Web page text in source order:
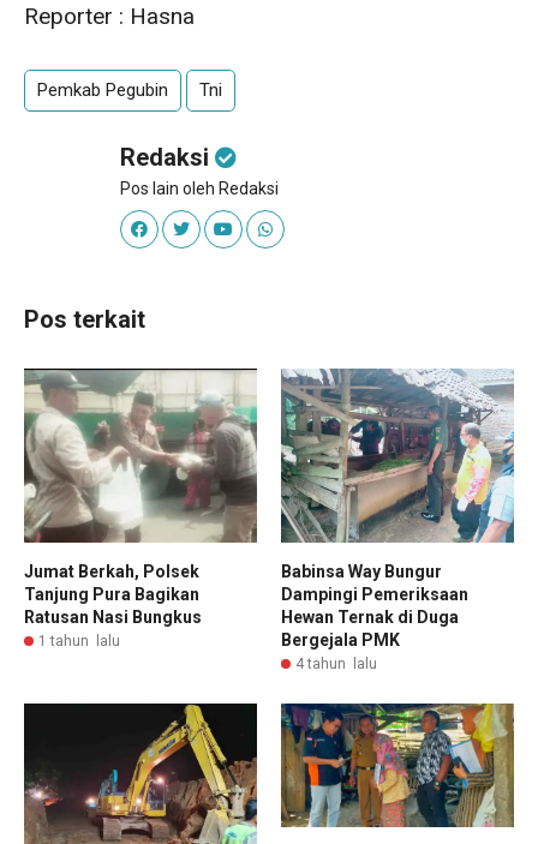
Reporter : Hasna
Pemkab Pegubin Tni
Redaksi
Pos lain oleh Redaksi
Pos terkait
Jumat Berkah, Polsek
Tanjung Pura Bagikan
Ratusan Nasi Bungkus
1 tahun lalu
Babinsa Way Bungur
Dampingi Pemeriksaan
Hewan Ternak di Duga
Bergejala PMK
4 tahun lalu